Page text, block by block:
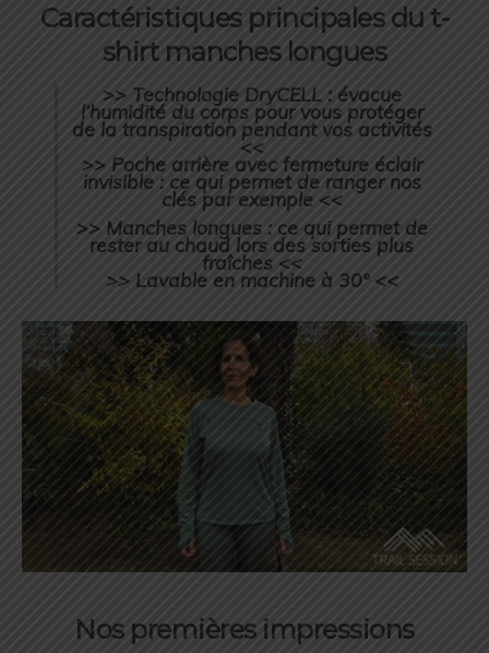
Caractéristiques principales du t-
shirt manches longues
>> Technologie DryCELL : évacue
l’humidité du corps pour vous protéger
de la transpiration pendant vos activités
<<
>> Poche arrière avec fermeture éclair
invisible : ce qui permet de ranger nos
clés par exemple <<
>> Manches longues : ce qui permet de
rester au chaud lors des sorties plus
fraîches <<
>> Lavable en machine à 30° <<
Nos premières impressions